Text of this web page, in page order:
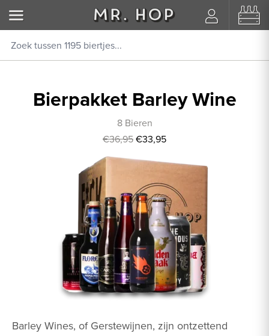
Bierpakket Barley Wine
8 Bieren
€36,95€33,95
Barley Wines, of Gerstewijnen, zijn ontzettend